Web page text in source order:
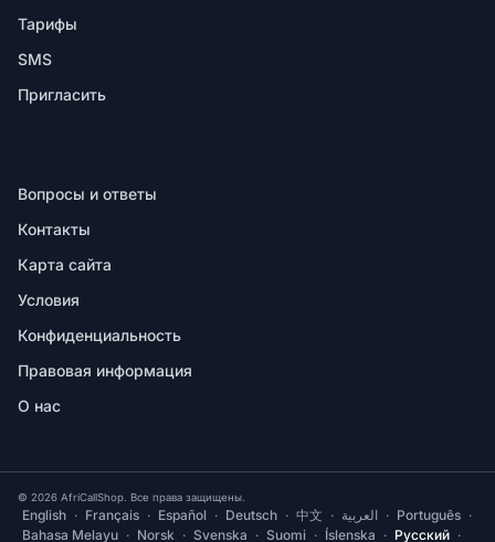
Тарифы
SMS
Пригласить
Вопросы и ответы
Контакты
Карта сайта
Условия
Конфиденциальность
Правовая информация
О нас
© 2026 AfriCallShop. Все права защищены.
English · Français · Español · Deutsch · 中文 · العربية · Português ·
Bahasa Melayu · Norsk · Svenska · Suomi · Íslenska · Русский ·